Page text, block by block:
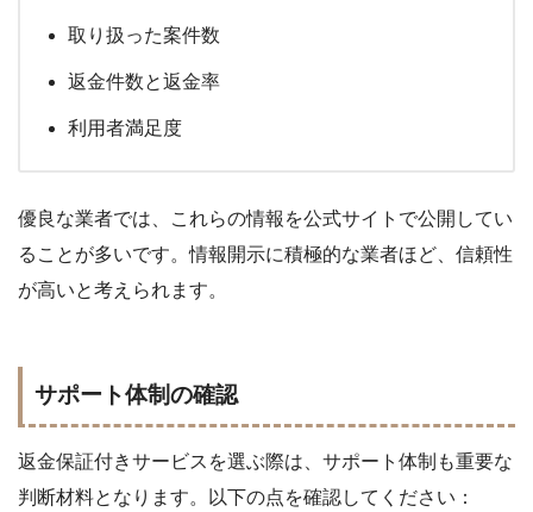
取り扱った案件数
返金件数と返金率
利用者満足度
優良な業者では、これらの情報を公式サイトで公開してい
ることが多いです。情報開示に積極的な業者ほど、信頼性
が高いと考えられます。
サポート体制の確認
返金保証付きサービスを選ぶ際は、サポート体制も重要な
判断材料となります。以下の点を確認してください：